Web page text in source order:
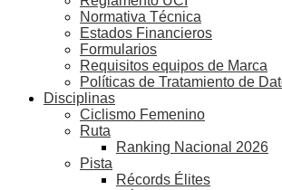
Normativa Técnica
Estados Financieros
Formularios
Requisitos equipos de Marca
Políticas de Tratamiento de
Disciplinas
Ciclismo Femenino
Ruta
Ranking Nacional 2026
Pista
Récords Élites